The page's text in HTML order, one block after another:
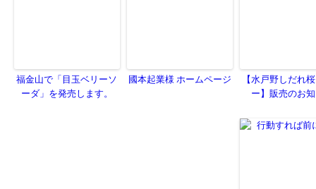
福金山で「目玉ベリーソ
ーダ」を発売します。
國本起業様 ホームページ
【水戸野しだれ
ー】販売のお